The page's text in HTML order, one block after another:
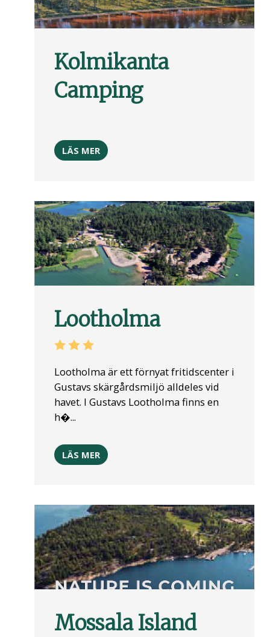
Kolmikanta
Camping
LÄS MER
Lootholma
Lootholma är ett förnyat fritidscenter i
Gustavs skärgårdsmiljö alldeles vid
havet. I Gustavs Lootholma finns en
h�...
LÄS MER
Mossala Island